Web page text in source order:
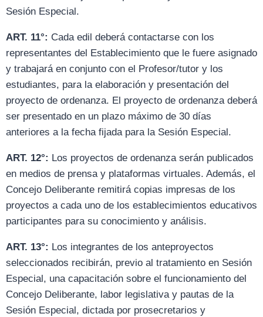
Sesión Especial.
ART. 11°: Cada edil deberá contactarse con los
representantes del Establecimiento que le fuere asignado
y trabajará en conjunto con el Profesor/tutor y los
estudiantes, para la elaboración y presentación del
proyecto de ordenanza. El proyecto de ordenanza deberá
ser presentado en un plazo máximo de 30 días
anteriores a la fecha fijada para la Sesión Especial.
ART. 12°: Los proyectos de ordenanza serán publicados
en medios de prensa y plataformas virtuales. Además, el
Concejo Deliberante remitirá copias impresas de los
proyectos a cada uno de los establecimientos educativos
participantes para su conocimiento y análisis.
ART. 13°: Los integrantes de los anteproyectos
seleccionados recibirán, previo al tratamiento en Sesión
Especial, una capacitación sobre el funcionamiento del
Concejo Deliberante, labor legislativa y pautas de la
Sesión Especial, dictada por prosecretarios y